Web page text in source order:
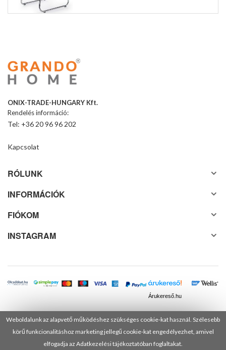
Weboldalunk az alapvető működéshez szükséges cookie-kat használ. Szélesebb
körű funkcionalitáshoz marketing jellegű cookie-kat engedélyezhet, amivel
elfogadja az Adatkezelési tájékoztatóban foglaltakat.
ONIX-TRADE-HUNGARY Kft.
Rendelés információ:
Tel: +36 20 96 96 202
Kapcsolat
RÓLUNK
INFORMÁCIÓK
FIÓKOM
INSTAGRAM
Árukereső.hu
© 2025 Minden jog fenntartva! DANUSA Hungary Kft.